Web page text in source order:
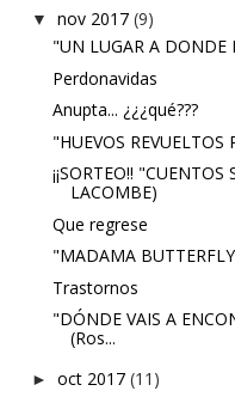
▼ nov 2017 (9)
"UN LUGAR A DONDE
Perdonavidas
Anupta... ¿¿¿qué???
"HUEVOS
¡¡SORTEO!!
LACOMBE)
Que regrese
"MADAMA
Trastornos
"DÓNDE VAIS A
(Ros...
► oct 2017 (11)